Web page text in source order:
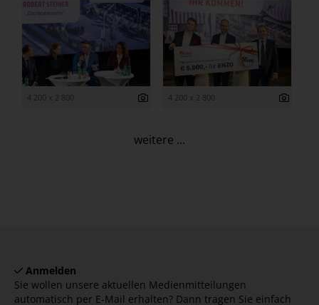
4 200 x 2 800 4 200 x 2 800
weitere ...
Anmelden
Sie wollen unsere aktuellen Medienmitteilungen
automatisch per E-Mail erhalten? Dann tragen Sie einfach